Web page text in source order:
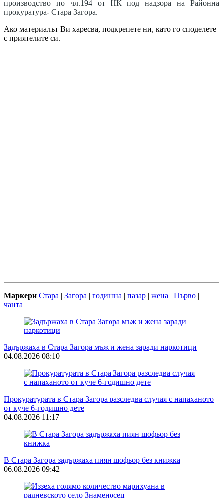
производство по чл.194 от НК под надзора на Районна
прокуратура- Стара Загора.
Ако материалът Ви харесва, подкрепете ни, като го споделете
с приятелите си.
Маркери Стара | Загора | годишна | пазар | жена | Първо |
чанта
Задържаха в Стара Загора мъж и жена заради наркотици
04.08.2026 08:10
Прокуратурата в Стара Загора разследва случая с напаханото
от куче 6-годишно дете
04.08.2026 11:17
В Стара Загора задържаха пиян шофьор без книжка
06.08.2026 09:42